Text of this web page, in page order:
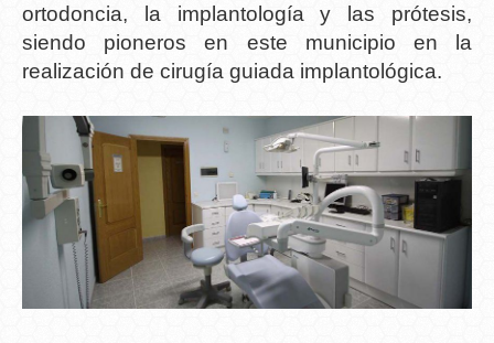
ortodoncia, la implantología y las prótesis,
siendo pioneros en este municipio en la
realización de cirugía guiada implantológica.